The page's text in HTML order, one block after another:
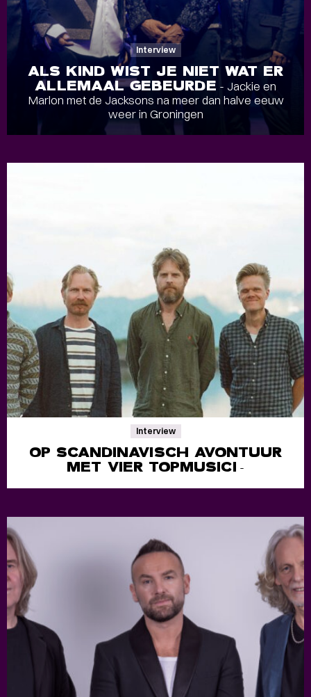
Interview
ALS KIND WIST JE NIET WAT ER
ALLEMAAL GEBEURDE - Jackie en
Marlon met de Jacksons na meer dan halve eeuw
weer in Groningen
Interview
OP SCANDINAVISCH AVONTUUR
MET VIER TOPMUSICI -